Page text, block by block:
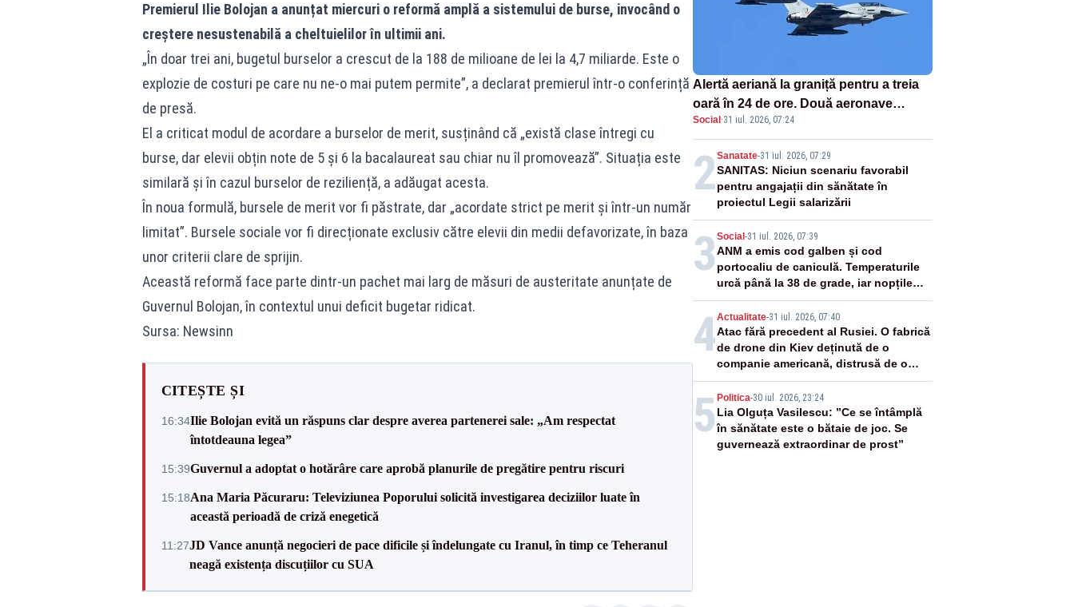
Premierul Ilie Bolojan a anunțat miercuri o reformă amplă a sistemului de burse, invocând o
creștere nesustenabilă a cheltuielilor în ultimii ani.
„În doar trei ani, bugetul burselor a crescut de la 188 de milioane de lei la 4,7 miliarde. Este o
explozie de costuri pe care nu ne-o mai putem permite”, a declarat premierul într-o conferință
de presă.
El a criticat modul de acordare a burselor de merit, susținând că „există clase întregi cu
burse, dar elevii obțin note de 5 și 6 la bacalaureat sau chiar nu îl promovează”. Situația este
similară și în cazul burselor de reziliență, a adăugat acesta.
În noua formulă, bursele de merit vor fi păstrate, dar „acordate strict pe merit și într-un număr
limitat”. Bursele sociale vor fi direcționate exclusiv către elevii din medii defavorizate, în baza
unor criterii clare de sprijin.
Această reformă face parte dintr-un pachet mai larg de măsuri de austeritate anunțate de
Guvernul Bolojan, în contextul unui deficit bugetar ridicat.
Sursa: Newsinn
CITEȘTE ȘI
16:34Ilie Bolojan evită un răspuns clar despre averea partenerei sale: „Am respectat
întotdeauna legea”
15:39Guvernul a adoptat o hotărâre care aprobă planurile de pregătire pentru riscuri
15:18Ana Maria Păcuraru: Televiziunea Poporului solicită investigarea deciziilor luate în
această perioadă de criză enegetică
11:27JD Vance anunță negocieri de pace dificile și îndelungate cu Iranul, în timp ce Teheranul
neagă existența discuțiilor cu SUA
Alertă aeriană la graniță pentru a treia
oară în 24 de ore. Două aeronave
Eurofighter britanice au fost ridicate de
la sol
Social ·31 iul. 2026, 07:24
2Sanatate-31 iul. 2026, 07:29
SANITAS: Niciun scenariu favorabil
pentru angajații din sănătate în
proiectul Legii salarizării
3 Social -31 iul. 2026, 07:39
ANM a emis cod galben și cod
portocaliu de caniculă. Temperaturile
urcă până la 38 de grade, iar nopțile
devin tropicale
4Actualitate-31 iul. 2026, 07:40
Atac fără precedent al Rusiei. O fabrică
de drone din Kiev deținută de o
companie americană, distrusă de o
rachetă rusească
5 Politica-30 iul. 2026, 23:24
Lia Olguța Vasilescu: ”Ce se întâmplă
în sănătate este o bătaie de joc. Se
guvernează extraordinar de prost”